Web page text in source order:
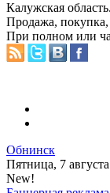
Калужская
Продажа, покупка,
При полном или
Обнинск
Пятница, 7 августа
New!